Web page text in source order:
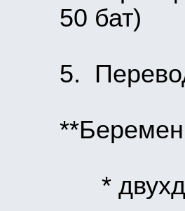
50 бат)
5.
*